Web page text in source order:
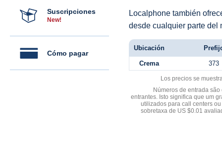
Suscripciones
New!
Cómo pagar
Localphone también
desde cualquier parte del
Ubicación
Crema 373
Los precios se
Números de entrada
entrantes. Isto significa que um
utilizados para call centers
sobretaxa de US $0.01